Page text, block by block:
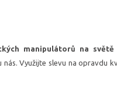
manipulátorů na
Využijte slevu na opravdu